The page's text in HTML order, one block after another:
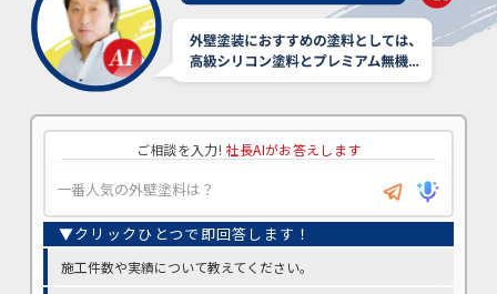
ご相談を入力! 社長AIがお答えします
施工件数や実績について教えてください。